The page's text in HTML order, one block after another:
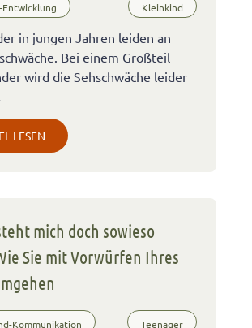
Kleinkind
in jungen Jahren leiden an
Bei einem Großteil
wird die Sehschwäche leider
LESEN
mich doch sowieso
Sie mit Vorwürfen Ihres
Kommunikation Teenager